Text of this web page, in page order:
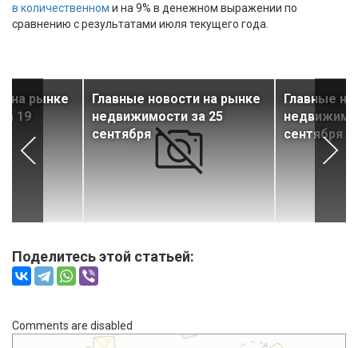
в количественном и на 9% в денежном выражении по
сравнению с результатами июля текущего года.
на рынке
19
Главные новости на рынке
недвижимости за 25
сентября
Главные
сентября
Поделитесь этой статьей:
Comments are disabled